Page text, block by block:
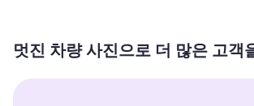
멋진 차량 사진으로 더 많은 고객